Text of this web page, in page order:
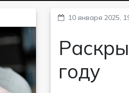
10 января 2025,
году